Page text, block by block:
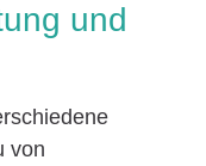
und
von